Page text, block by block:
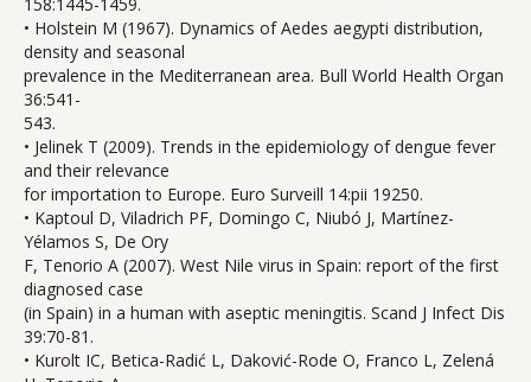
158:1445-1459.
• Holstein M (1967). Dynamics of Aedes aegypti distribution,
density and seasonal
prevalence in the Mediterranean area. Bull World Health Organ
36:541-
543.
• Jelinek T (2009). Trends in the epidemiology of dengue fever
and their relevance
for importation to Europe. Euro Surveill 14:pii 19250.
• Kaptoul D, Viladrich PF, Domingo C, Niubó J, Martínez-
Yélamos S, De Ory
F, Tenorio A (2007). West Nile virus in Spain: report of the first
diagnosed case
(in Spain) in a human with aseptic meningitis. Scand J Infect Dis
39:70-81.
• Kurolt IC, Betica-Radić L, Daković-Rode O, Franco L, Zelená